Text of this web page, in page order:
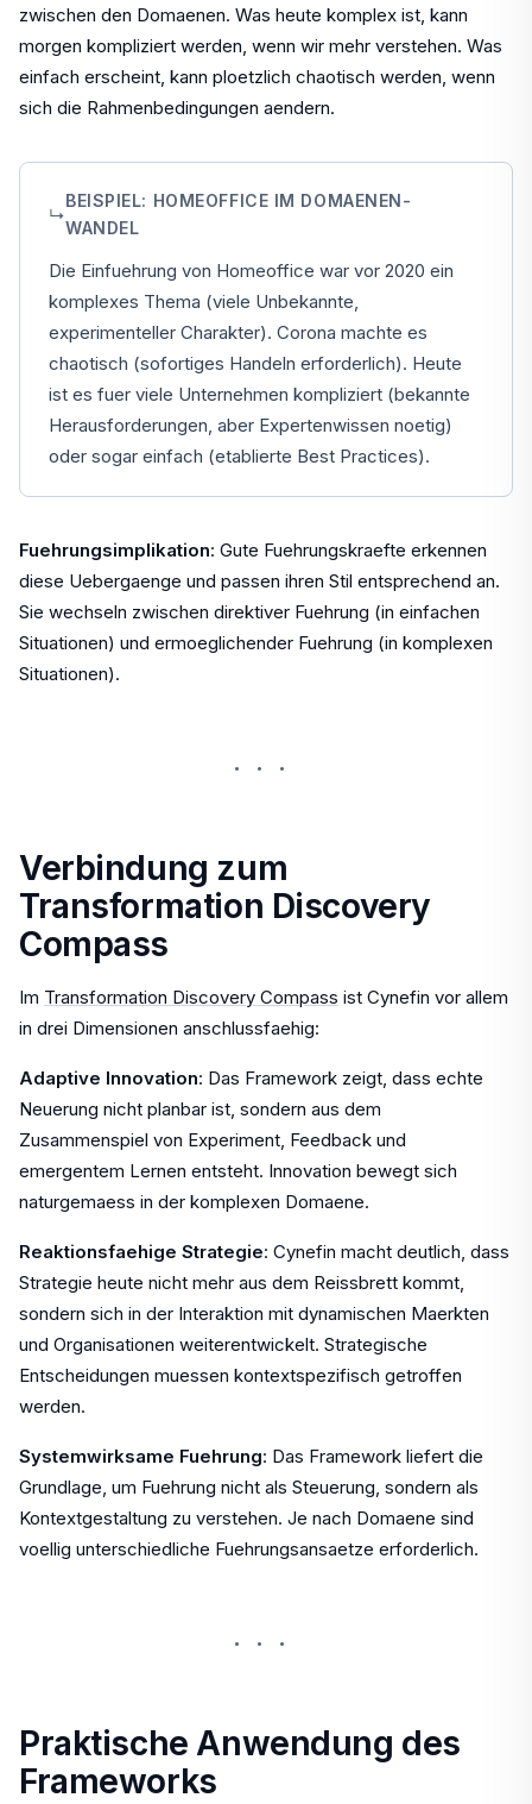
zwischen den Domaenen. Was heute komplex ist, kann
morgen kompliziert werden, wenn wir mehr verstehen. Was
einfach erscheint, kann ploetzlich chaotisch werden, wenn
sich die Rahmenbedingungen aendern.
↳
BEISPIEL: HOMEOFFICE IM DOMAENEN-
WANDEL
Die Einfuehrung von Homeoffice war vor 2020 ein
komplexes Thema (viele Unbekannte,
experimenteller Charakter). Corona machte es
chaotisch (sofortiges Handeln erforderlich). Heute
ist es fuer viele Unternehmen kompliziert (bekannte
Herausforderungen, aber Expertenwissen noetig)
oder sogar einfach (etablierte Best Practices).
Fuehrungsimplikation: Gute Fuehrungskraefte erkennen
diese Uebergaenge und passen ihren Stil entsprechend an.
Sie wechseln zwischen direktiver Fuehrung (in einfachen
Situationen) und ermoeglichender Fuehrung (in komplexen
Situationen).
···
Verbindung zum
Transformation Discovery
Compass
Im Transformation Discovery Compass ist Cynefin vor allem
in drei Dimensionen anschlussfaehig:
Adaptive Innovation: Das Framework zeigt, dass echte
Neuerung nicht planbar ist, sondern aus dem
Zusammenspiel von Experiment, Feedback und
emergentem Lernen entsteht. Innovation bewegt sich
naturgemaess in der komplexen Domaene.
Reaktionsfaehige Strategie: Cynefin macht deutlich, dass
Strategie heute nicht mehr aus dem Reissbrett kommt,
sondern sich in der Interaktion mit dynamischen Maerkten
und Organisationen weiterentwickelt. Strategische
Entscheidungen muessen kontextspezifisch getroffen
werden.
Systemwirksame Fuehrung: Das Framework liefert die
Grundlage, um Fuehrung nicht als Steuerung, sondern als
Kontextgestaltung zu verstehen. Je nach Domaene sind
voellig unterschiedliche Fuehrungsansaetze erforderlich.
···
Praktische Anwendung des
Frameworks